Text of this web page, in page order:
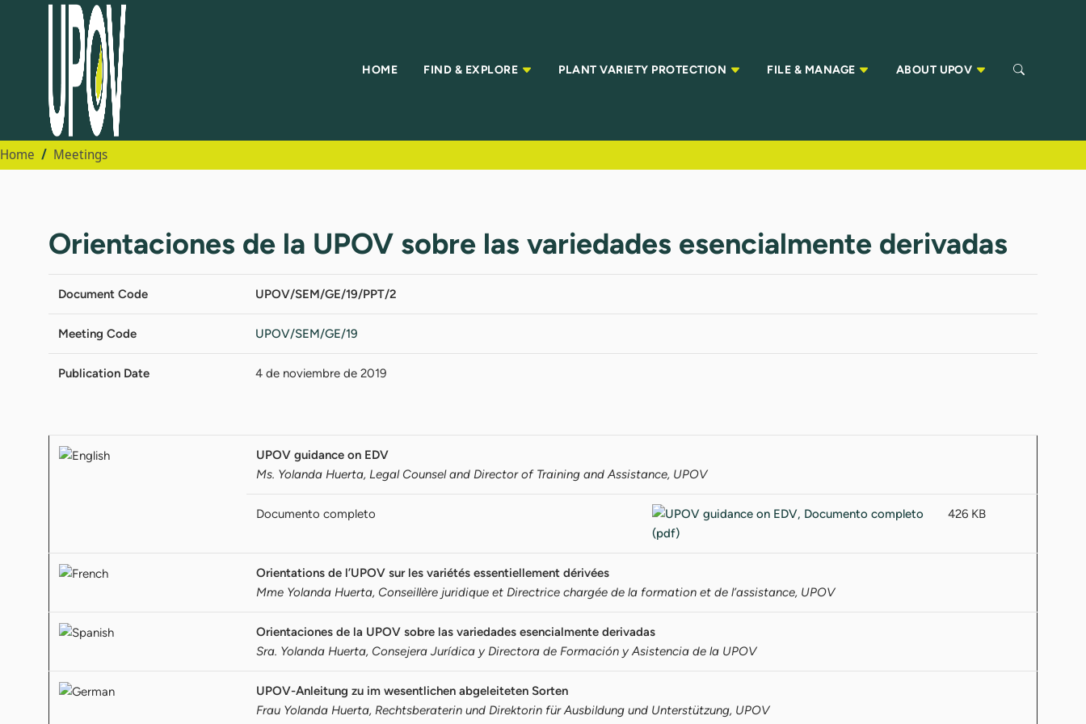
HOME FIND & EXPLORE PLANT VARIETY PROTECTION FILE & MANAGE ABOUT UPOV
Home Meetings
Orientaciones de la UPOV sobre las variedades esencialmente derivadas
Document Code UPOV/SEM/GE/19/PPT/2
Meeting Code UPOV/SEM/GE/19
Publication Date 4 de noviembre de 2019
UPOV guidance on EDV
Ms. Yolanda Huerta, Legal Counsel and Director of Training and Assistance, UPOV
Documento completo 426 KB
Orientations de l’UPOV sur les variétés essentiellement dérivées
Mme Yolanda Huerta, Conseillère juridique et Directrice chargée de la formation et de l’assistance, UPOV
Orientaciones de la UPOV sobre las variedades esencialmente derivadas
Sra. Yolanda Huerta, Consejera Jurídica y Directora de Formación y Asistencia de la UPOV
UPOV-Anleitung zu im wesentlichen abgeleiteten Sorten
Frau Yolanda Huerta, Rechtsberaterin und Direktorin für Ausbildung und Unterstützung, UPOV